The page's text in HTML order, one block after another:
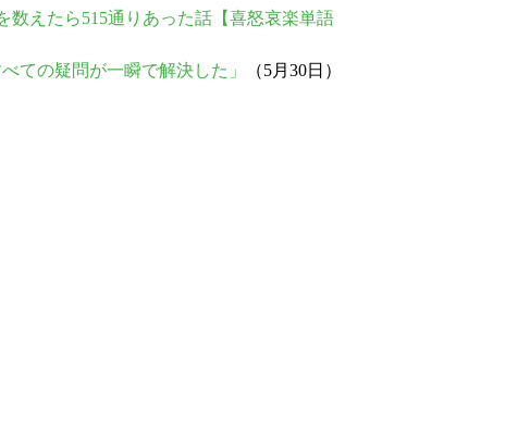
数えたら515通りあった話【喜怒哀楽単語
ての疑問が一瞬で解決した」
（5月30日）